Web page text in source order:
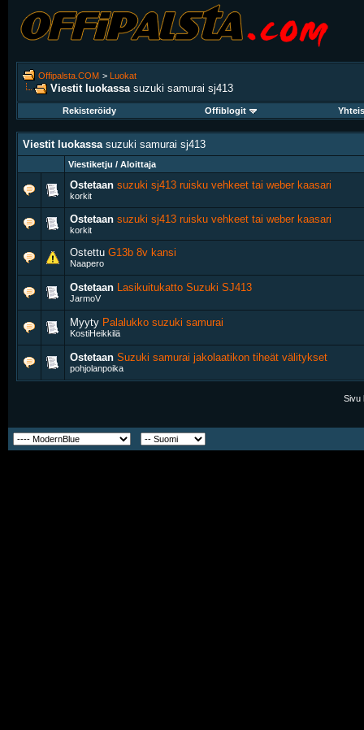
Offipalsta.COM > Luokat
Viestit luokassa suzuki samurai sj413
Rekisteröidy Offiblogit
Viestit luokassa suzuki samurai sj413
Viestiketju / Aloittaja
Ostetaan suzuki sj413 ruisku vehkeet tai weber kaasari
korkit
Ostetaan suzuki sj413 ruisku vehkeet tai weber kaasari
korkit
Ostettu G13b 8v kansi
Naapero
Ostetaan Lasikuitukatto Suzuki SJ413
JarmoV
Myyty Palalukko suzuki samurai
KostiHeikkilä
Ostetaan Suzuki samurai jakolaatikon tiheät välitykset
pohjolanpoika
Sivu